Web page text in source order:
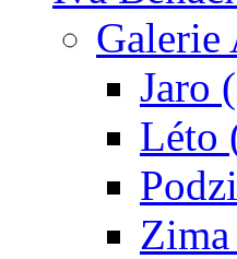
Galerie
Jaro
Léto